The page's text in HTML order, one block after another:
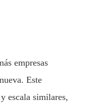
empresas
Este
escala similares,